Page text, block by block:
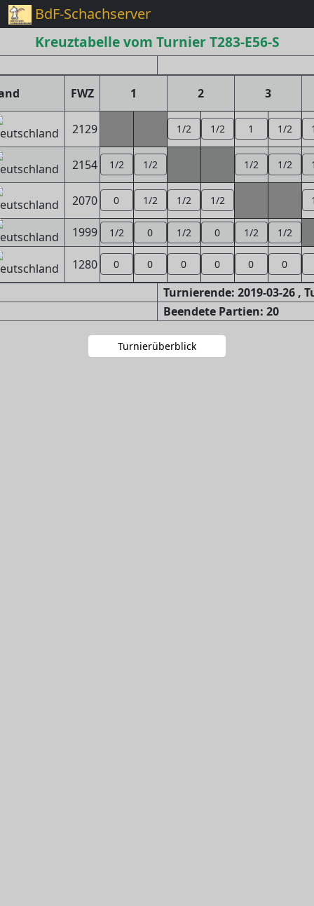
BdF-Schachserver
Kreuztabelle vom Turnier T283-E56-S
FWZ 1 2 3
2129 1/2 1/2 1 1/2
2154 1/2 1/2 1/2 1/2
2070 0 1/2 1/2 1/2
1999 1/2 0 1/2 0 1/2 1/2
1280 0 0 0 0 0 0
Turnierende: 2019-03-26 ,
Beendete Partien: 20
Turnierüberblick